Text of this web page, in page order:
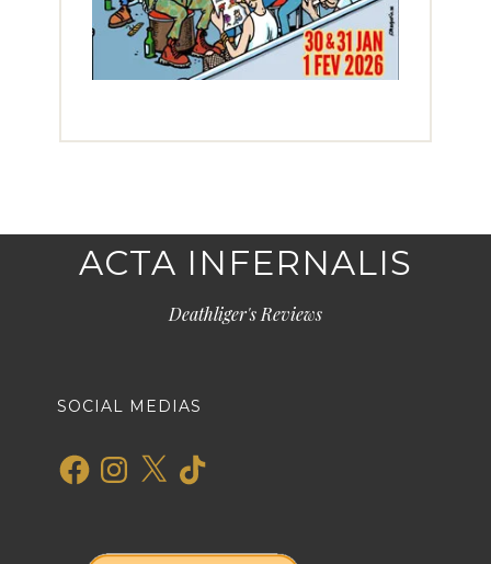
ACTA INFERNALIS
Deathliger's Reviews
SOCIAL MEDIAS
FacebookInstagram
X TikTok